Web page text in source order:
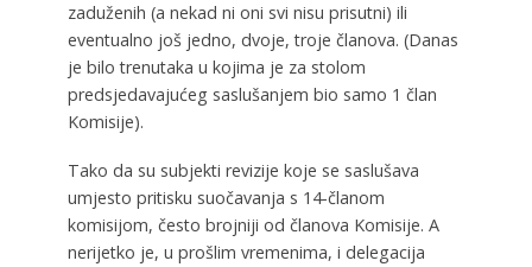
zaduženih (a nekad ni oni svi nisu prisutni) ili
eventualno još jedno, dvoje, troje članova. (Danas
je bilo trenutaka u kojima je za stolom
predsjedavajućeg saslušanjem bio samo 1 član
Komisije).
Tako da su subjekti revizije koje se saslušava
umjesto pritisku suočavanja s 14-članom
komisijom, često brojniji od članova Komisije. A
nerijetko je, u prošlim vremenima, i delegacija